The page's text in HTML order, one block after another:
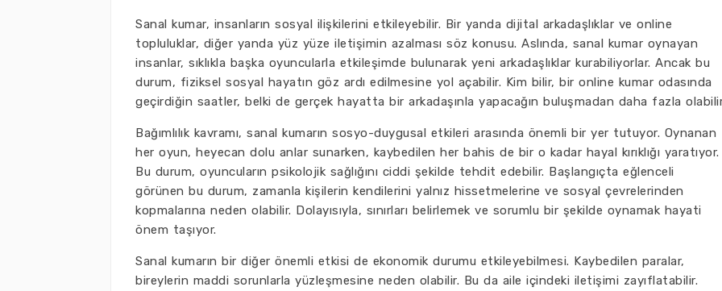
Sanal kumar, insanların sosyal ilişkilerini etkileyebilir. Bir yanda dijital arkadaşlıklar ve online
topluluklar, diğer yanda yüz yüze iletişimin azalması söz konusu. Aslında, sanal kumar oynayan
insanlar, sıklıkla başka oyuncularla etkileşimde bulunarak yeni arkadaşlıklar kurabiliyorlar. Ancak bu
durum, fiziksel sosyal hayatın göz ardı edilmesine yol açabilir. Kim bilir, bir online kumar odasında
geçirdiğin saatler, belki de gerçek hayatta bir arkadaşınla yapacağın buluşmadan daha fazla
Bağımlılık kavramı, sanal kumarın sosyo-duygusal etkileri arasında önemli bir yer tutuyor. Oynanan
her oyun, heyecan dolu anlar sunarken, kaybedilen her bahis de bir o kadar hayal kırıklığı yaratıyor.
Bu durum, oyuncuların psikolojik sağlığını ciddi şekilde tehdit edebilir. Başlangıçta eğlenceli
görünen bu durum, zamanla kişilerin kendilerini yalnız hissetmelerine ve sosyal çevrelerinden
kopmalarına neden olabilir. Dolayısıyla, sınırları belirlemek ve sorumlu bir şekilde oynamak hayati
önem taşıyor.
Sanal kumarın bir diğer önemli etkisi de ekonomik durumu etkileyebilmesi. Kaybedilen paralar,
bireylerin maddi sorunlarla yüzleşmesine neden olabilir. Bu da aile içindeki iletişimi zayıflatabilir.